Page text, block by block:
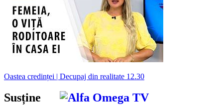
Oastea credinței | Decupaj din realitate 12.30
Susține